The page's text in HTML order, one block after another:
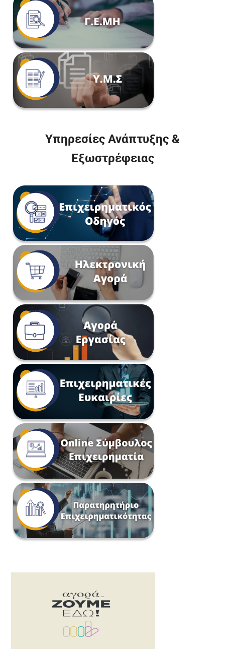
Υπηρεσίες Ανάπτυξης &
Εξωστρέφειας